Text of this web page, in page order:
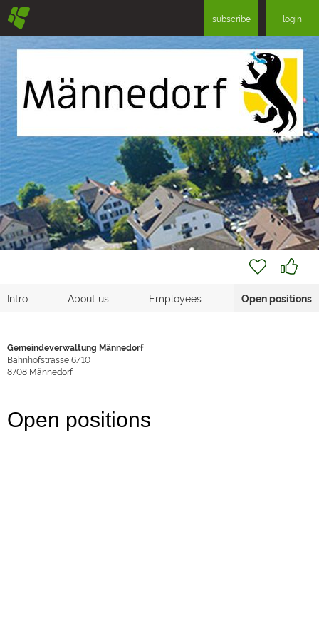
§ subscribe login
Intro About us Employees Open positions
Gemeindeverwaltung Männedorf
Bahnhofstrasse 6/10
8708 Männedorf
Open positions